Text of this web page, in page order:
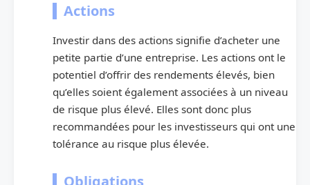
Actions
Investir dans des actions signifie d’acheter une
petite partie d’une entreprise. Les actions ont le
potentiel d’offrir des rendements élevés, bien
qu’elles soient également associées à un niveau
de risque plus élevé. Elles sont donc plus
recommandées pour les investisseurs qui ont une
tolérance au risque plus élevée.
Obligations